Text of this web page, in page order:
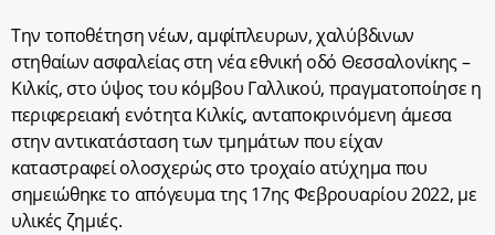
Την τοποθέτηση νέων, αμφίπλευρων, χαλύβδινων
στηθαίων ασφαλείας στη νέα εθνική οδό Θεσσαλονίκης –
Κιλκίς, στο ύψος του κόμβου Γαλλικού, πραγματοποίησε η
περιφερειακή ενότητα Κιλκίς, ανταποκρινόμενη άμεσα
στην αντικατάσταση των τμημάτων που είχαν
καταστραφεί ολοσχερώς στο τροχαίο ατύχημα που
σημειώθηκε το απόγευμα της 17ης Φεβρουαρίου 2022, με
υλικές ζημιές.